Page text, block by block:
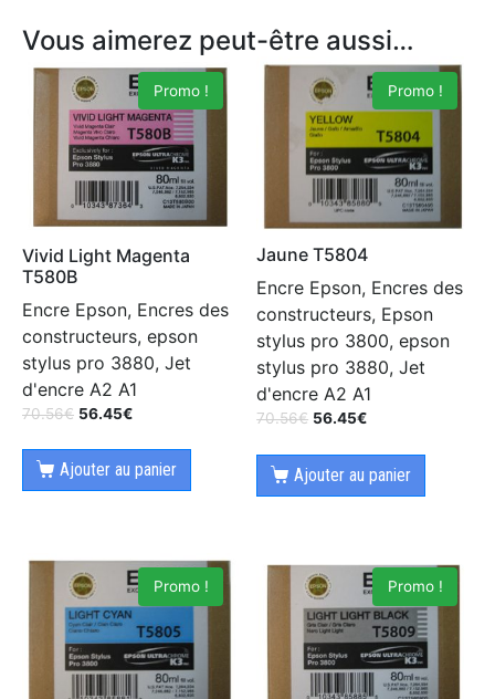
Vous aimerez peut-être aussi…
Promo !
Vivid Light Magenta
T580B
Encre Epson, Encres des
constructeurs, epson
stylus pro 3880, Jet
d'encre A2 A1
70.56€ 56.45€
Ajouter au panier
Promo !
Jaune T5804
Encre Epson, Encres des
constructeurs, Epson
stylus pro 3800, epson
stylus pro 3880, Jet
d'encre A2 A1
70.56€ 56.45€
Ajouter au panier
Promo ! Promo !